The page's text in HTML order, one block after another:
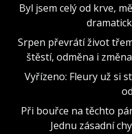
Byl jsem celý od krve,
Srpen převrátí život
štěstí, odměna i
Vyřízeno: Fleury už si
Při bouřce na těchto
Jednu zásadní